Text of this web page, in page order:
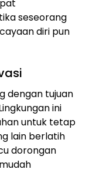
seseorang
diri pun
dengan tujuan
ini
untuk tetap
lain berlatih
dorongan